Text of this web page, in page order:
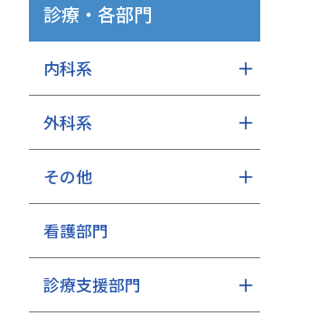
診療・各部門
内科系
外科系
その他
看護部門
診療支援部門